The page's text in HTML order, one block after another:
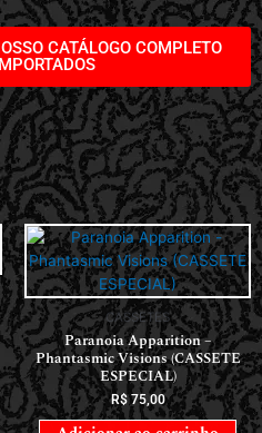
CATÁLOGO COMPLETO
CASSETES
Paranoia Apparition –
Phantasmic Visions (CASSETE
ESPECIAL)
R$75,00